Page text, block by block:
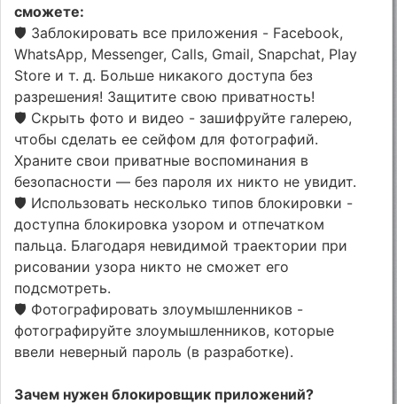
сможете:
🛡 Заблокировать все приложения - Facebook,
WhatsApp, Messenger, Calls, Gmail, Snapchat, Play
Store и т. д. Больше никакого доступа без
разрешения! Защитите свою приватность!
🛡 Скрыть фото и видео - зашифруйте галерею,
чтобы сделать ее сейфом для фотографий.
Храните свои приватные воспоминания в
безопасности — без пароля их никто не увидит.
🛡 Использовать несколько типов блокировки -
доступна блокировка узором и отпечатком
пальца. Благодаря невидимой траектории при
рисовании узора никто не сможет его
подсмотреть.
🛡 Фотографировать злоумышленников -
фотографируйте злоумышленников, которые
ввели неверный пароль (в разработке).
Зачем нужен блокировщик приложений?